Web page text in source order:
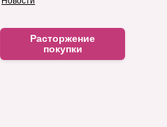
Расторжение
покупки